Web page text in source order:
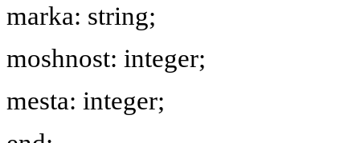
marka: string;
moshnost: integer;
mesta: integer;